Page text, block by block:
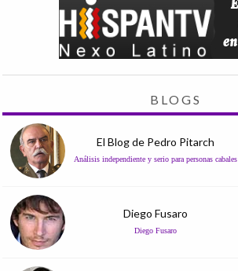
BLOGS
El Blog de Pedro Pitarch
Análisis independiente y serio para personas cabales
Diego Fusaro
Diego Fusaro